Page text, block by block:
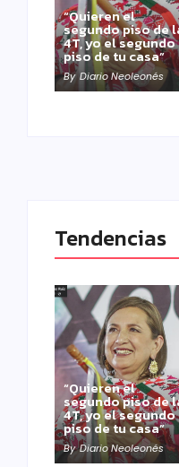
“Quieren el
segundo piso de
4T, yo el segundo
piso de tu casa”
By Diario Neoleonés
Tendencias
“Quieren el
segundo piso de
4T, yo el segundo
piso de tu casa”
By Diario Neoleonés